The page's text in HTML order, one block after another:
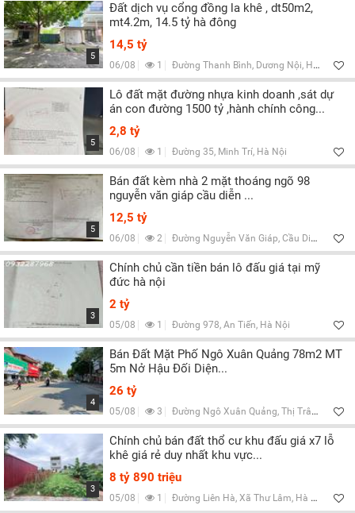
5
Đất dịch vụ cổng đồng la khê , dt50m2,
mt4.2m, 14.5 tỷ hà đông
14,5 tỷ
06/08 1 Đường Thanh Bình, Dương Nội, Hà Nội
5
Lô đất mặt đường nhựa kinh doanh ,sát dự
án con đường 1500 tỷ ,hành chính công...
2,8 tỷ
06/08 1 Đường 35, Minh Trí, Hà Nội
5
Bán đất kèm nhà 2 mặt thoáng ngõ 98
nguyễn văn giáp cầu diễn ...
12,5 tỷ
06/08 2 Đường Nguyễn Văn Giáp, Cầu Diễn, Hà Nội
3
Chính chủ cần tiền bán lô đấu giá tại mỹ
đức hà nội
2 tỷ
05/08 1 Đường 978, An Tiến, Hà Nội
4
Bán Đất Mặt Phố Ngô Xuân Quảng 78m2 MT
5m Nở Hậu Đối Diện...
26 tỷ
05/08 3 Đường Ngô Xuân Quảng, Thị Trâu Quỳ, H.Gia Lâm, Hà Nội
3
Chính chủ bán đất thổ cư khu đấu giá x7 lỗ
khê giá rẻ duy nhất khu vực...
8 tỷ 890 triệu
05/08 1 Đường Liên Hà, Xã Thư Lâm, Hà Nội